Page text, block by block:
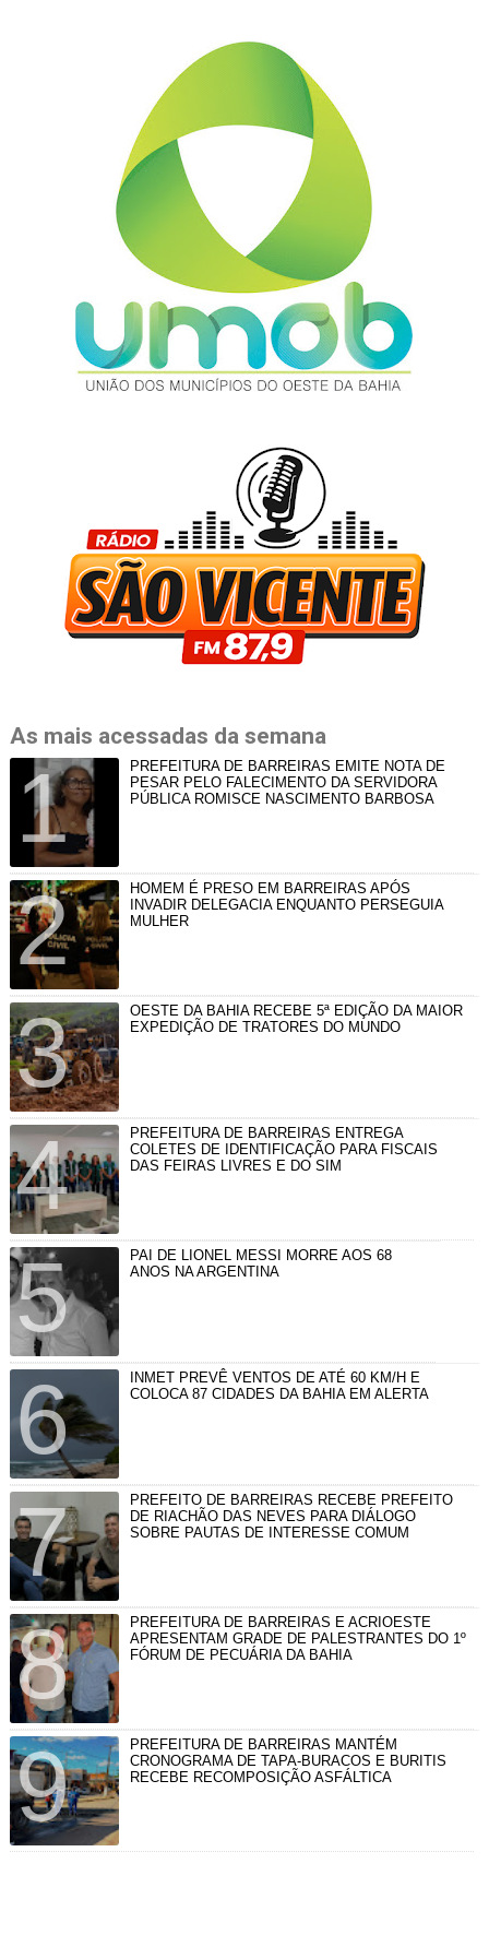
As mais acessadas da semana
PREFEITURA DE BARREIRAS EMITE NOTA DE
PESAR PELO FALECIMENTO DA SERVIDORA
PÚBLICA ROMISCE NASCIMENTO BARBOSA
HOMEM É PRESO EM BARREIRAS APÓS
INVADIR DELEGACIA ENQUANTO PERSEGUIA
MULHER
OESTE DA BAHIA RECEBE 5ª EDIÇÃO DA MAIOR
EXPEDIÇÃO DE TRATORES DO MUNDO
PREFEITURA DE BARREIRAS ENTREGA
COLETES DE IDENTIFICAÇÃO PARA FISCAIS
DAS FEIRAS LIVRES E DO SIM
PAI DE LIONEL MESSI MORRE AOS 68
ANOS NA ARGENTINA
INMET PREVÊ VENTOS DE ATÉ 60 KM/H E
COLOCA 87 CIDADES DA BAHIA EM ALERTA
PREFEITO DE BARREIRAS RECEBE PREFEITO
DE RIACHÃO DAS NEVES PARA DIÁLOGO
SOBRE PAUTAS DE INTERESSE COMUM
PREFEITURA DE BARREIRAS E ACRIOESTE
APRESENTAM GRADE DE PALESTRANTES DO 1º
FÓRUM DE PECUÁRIA DA BAHIA
PREFEITURA DE BARREIRAS MANTÉM
CRONOGRAMA DE TAPA-BURACOS E BURITIS
RECEBE RECOMPOSIÇÃO ASFÁLTICA